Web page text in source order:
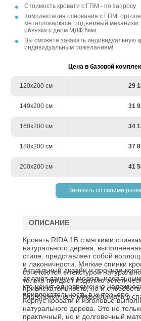
Стоимость кровати с ГПМ - по запросу
Комплектация основания с ГПМ:
металлокаркасе, подъемный
обвязка с дном МДФ 6мм
Вы сможете заказать индивидуальную
индивидуальным пожеланиям!
Цена в базовой
120х200 см 29
140х200 см 31
160х200 см 34
180х200 см 37
200х200 см 41
Заказать со своими
ОПИСАНИЕ
Кровать RIDA 1Б с мягкими
натурального дерева,
стиле, представляет собой
и лаконичности. Мягкие спинки
сочетаются с текстурой
только придает изделию
привлекательность, но и
благоприятного микроклимата в
Актуальный дизайн и прочная
делают данную модель
кто ценит одновременно
привлекательность в интерьере.
Корпус кровати и изголовье
натурального дерева. Это не
практичный, но и долговечный